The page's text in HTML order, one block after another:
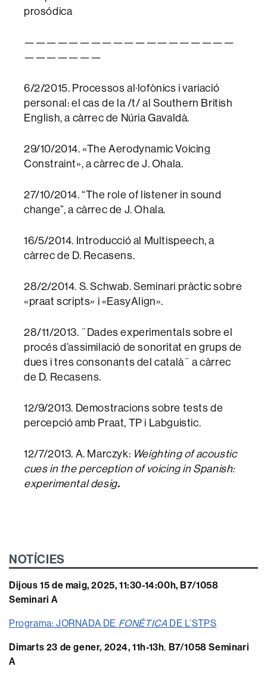
prosódica
———————————————————
———————
6/2/2015. Processos al·lofònics i variació
personal: el cas de la /t/ al Southern British
English, a càrrec de Núria Gavaldà.
29/10/2014. «The Aerodynamic Voicing
Constraint», a càrrec de J. Ohala.
27/10/2014. “The role of listener in sound
change”, a càrrec de J. Ohala.
16/5/2014. Introducció al Multispeech, a
càrrec de D. Recasens.
28/2/2014. S. Schwab. Seminari pràctic sobre
«praat scripts» i «EasyAlign».
28/11/2013. ¨Dades experimentals sobre el
procés d’assimilació de sonoritat en grups de
dues i tres consonants del català¨ a càrrec
de D. Recasens.
12/9/2013. Demostracions sobre tests de
percepció amb Praat, TP i Labguistic.
12/7/2013. A. Marczyk: Weighting of acoustic
cues in the perception of voicing in Spanish:
experimental desig.
NOTÍCIES
Dijous 15 de maig, 2025, 11:30-14:00h, B7/1058
Seminari A
Programa: JORNADA DE FONÈTICADE L’STPS
Dimarts 23 de gener, 2024, 11h-13h, B7/1058 Seminari
A